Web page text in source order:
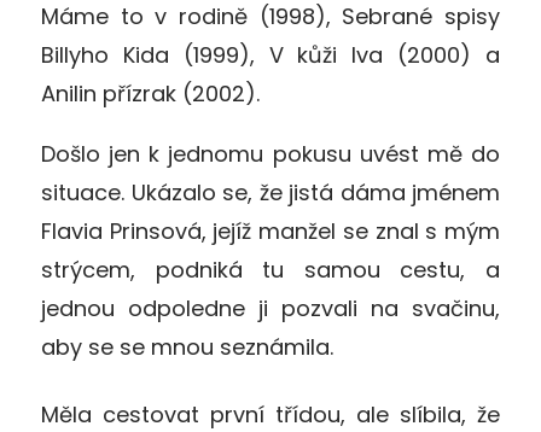
Máme to v rodině (1998), Sebrané spisy
Billyho Kida (1999), V kůži lva (2000) a
Anilin přízrak (2002).
Došlo jen k jednomu pokusu uvést mě do
situace. Ukázalo se, že jistá dáma jménem
Flavia Prinsová, jejíž manžel se znal s mým
strýcem, podniká tu samou cestu, a
jednou odpoledne ji pozvali na svačinu,
aby se se mnou seznámila.
Měla cestovat první třídou, ale slíbila, že